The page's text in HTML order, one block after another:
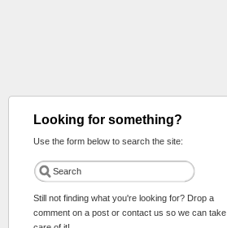
Looking for something?
Use the form below to search the site:
Still not finding what you're looking for? Drop a
comment on a post or contact us so we can take